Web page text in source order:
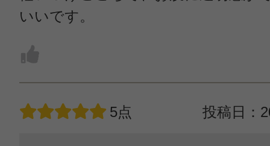
いいです。
5点 投稿日：